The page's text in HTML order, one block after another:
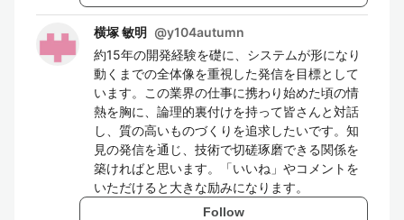
横塚 敏明 @y104autumn
約15年の開発経験を礎に、システムが形になり
動くまでの全体像を重視した発信を目標として
います。この業界の仕事に携わり始めた頃の情
熱を胸に、論理的裏付けを持って皆さんと対話
し、質の高いものづくりを追求したいです。知
見の発信を通じ、技術で切磋琢磨できる関係を
築ければと思います。「いいね」やコメントを
いただけると大きな励みになります。
Follow